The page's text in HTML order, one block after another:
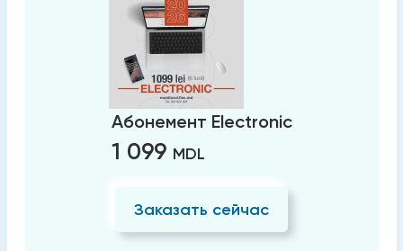
Абонемент Electronic
1 099 MDL
Заказать сейчас